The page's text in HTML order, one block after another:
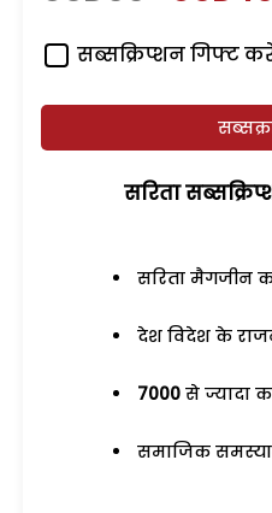
सब्सक्रिप्शन गिफ्ट
सरिता
सरिता मैगजीन
देश विदेश के
7000 से ज्यादा
समाजिक